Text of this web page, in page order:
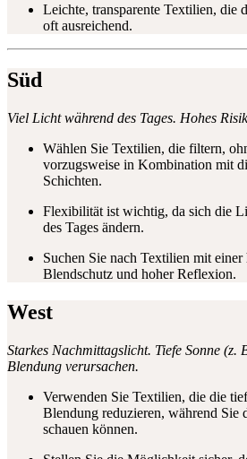
Leichte, transparente Textilien, die
oft ausreichend.
Süd
Viel Licht während des Tages. Hohes
Wählen Sie Textilien, die filtern,
vorzugsweise in Kombination mit
Schichten.
Flexibilität ist wichtig, da sich die
des Tages ändern.
Suchen Sie nach Textilien mit
Blendschutz und hoher Reflexion.
West
Starkes Nachmittagslicht. Tiefe Sonne (z.
Blendung verursachen.
Verwenden Sie Textilien, die die
Blendung reduzieren, während Sie
schauen können.